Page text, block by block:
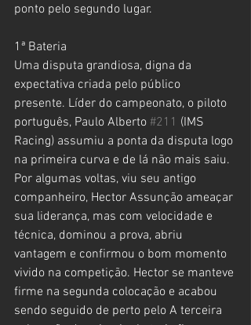
ponto pelo segundo lugar.
1ª Bateria
Uma disputa grandiosa, digna da
expectativa criada pelo público
presente. Líder do campeonato, o piloto
português, Paulo Alberto #211 (IMS
Racing) assumiu a ponta da disputa logo
na primeira curva e de lá não mais saiu.
Por algumas voltas, viu seu antigo
companheiro, Hector Assunção ameaçar
sua liderança, mas com velocidade e
técnica, dominou a prova, abriu
vantagem e confirmou o bom momento
vivido na competição. Hector se manteve
firme na segunda colocação e acabou
sendo seguido de perto pelo A terceira